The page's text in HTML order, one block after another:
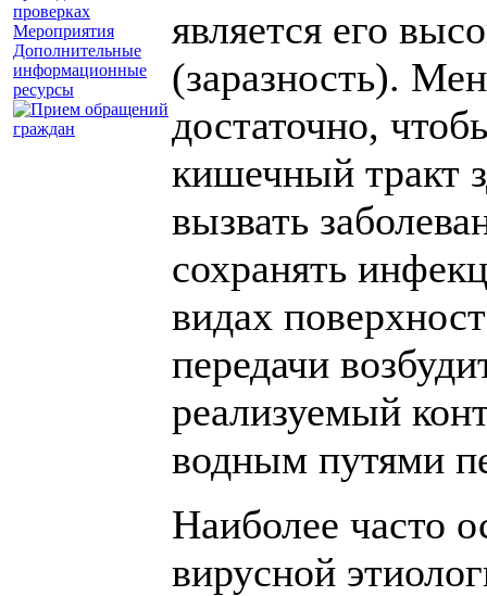
проверках
Мероприятия
Дополнительные
информационные
ресурсы
является его
(заразность).
достаточно,
кишечный тракт
вызвать
сохранять
видах
передачи
реализуемый
водным путями
Наиболее часто
вирусной